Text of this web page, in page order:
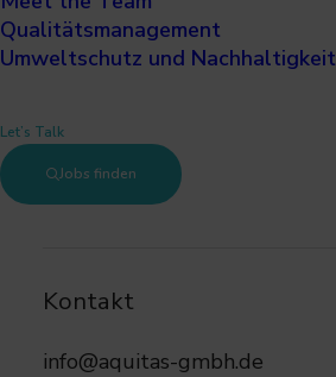
Qualitätsmanagement
Umweltschutz und Nachhaltigkeit
Let’s Talk
Jobs finden
Kontakt
info@aquitas-gmbh.de
wirsind